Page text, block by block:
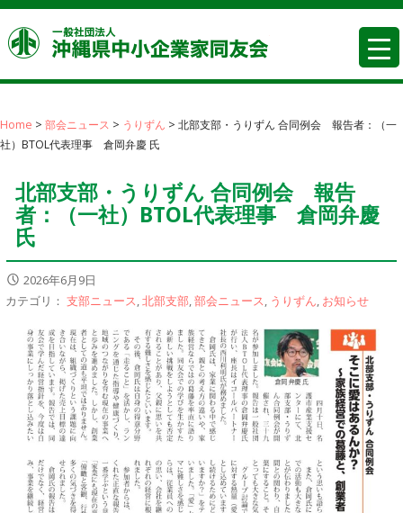
コ
ン
テ
ン
へ
移
沖縄県
Home > 部会ニュース > うりずん > 北部支部・うりずん 合同例会 報告者：（一
社）BTOL代表理事 倉岡弁慶 氏
北部支部・うりずん 合同例会 報告
者：（一社）BTOL代表理事 倉岡弁慶
氏
2026年6月9日
カテゴリ：支部ニュース ,北部支部 ,部会ニュース うりずん お知らせ